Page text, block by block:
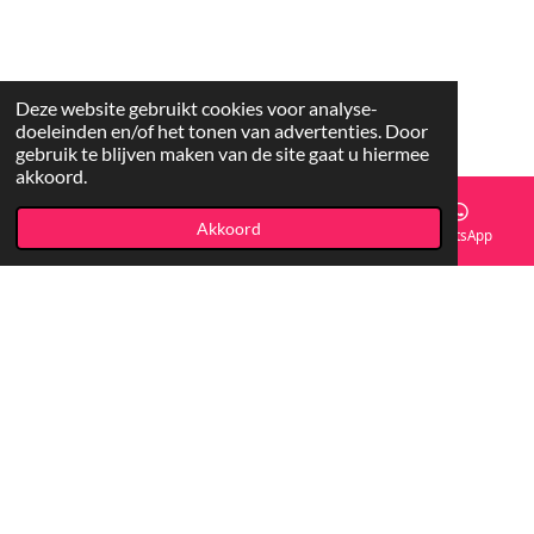
Deze website gebruikt cookies voor analyse-
doeleinden en/of het tonen van advertenties. Door
gebruik te blijven maken van de site gaat u hiermee
akkoord.
AkkoordFacebook WhatsApp